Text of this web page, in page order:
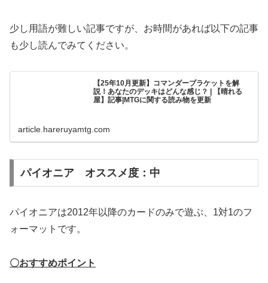
少し用語が難しい記事ですが、お時間があれば以下の記事
も少し読んでみてください。
【25年10月更新】コマンダーブラケットを解
説！あなたのデッキはどんな感じ？ | 【晴れる
屋】記事|MTGに関する読み物を更新
article.hareruyamtg.com
パイオニア オススメ度：中
パイオニアは2012年以降のカードのみで遊ぶ、1対1のフ
ォーマットです。
〇おすすめポイント